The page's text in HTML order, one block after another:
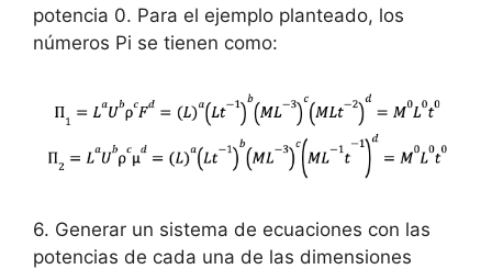
potencia 0. Para el ejemplo planteado, los
números Pi se tienen como:
6. Generar un sistema de ecuaciones con las
potencias de cada una de las dimensiones